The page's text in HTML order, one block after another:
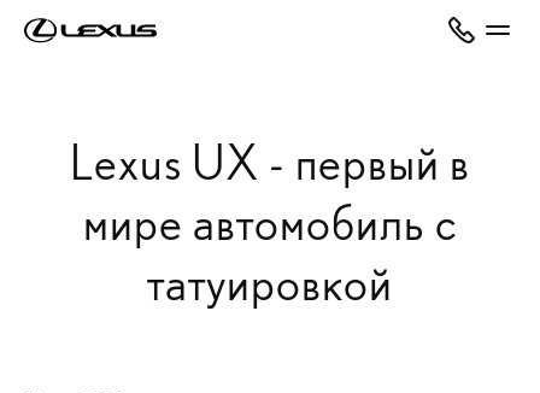
Lexus UX - первый в
мире автомобиль с
татуировкой